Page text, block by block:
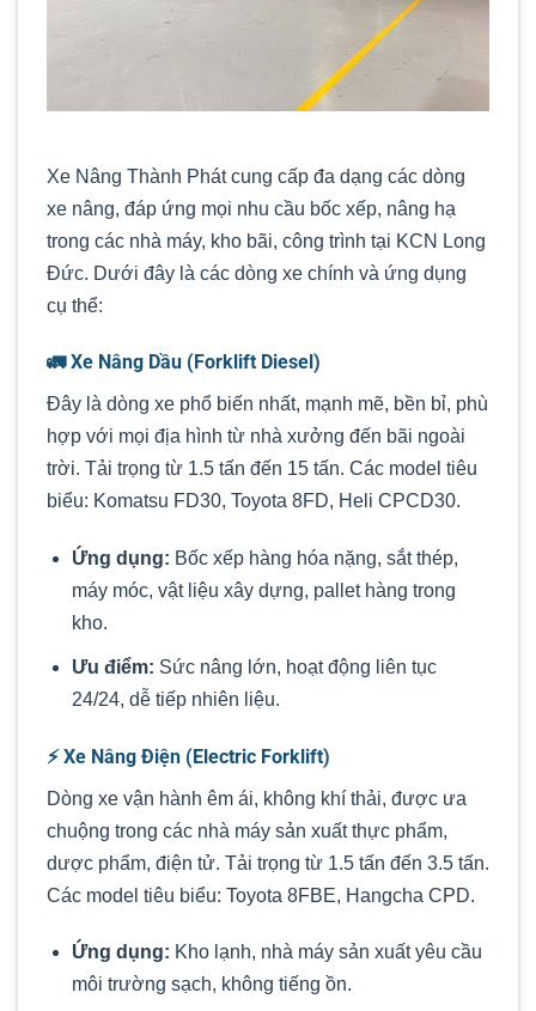
Xe Nâng Thành Phát cung cấp đa dạng các dòng
xe nâng, đáp ứng mọi nhu cầu bốc xếp, nâng hạ
trong các nhà máy, kho bãi, công trình tại KCN Long
Đức. Dưới đây là các dòng xe chính và ứng dụng
cụ thể:
🚛 Xe Nâng Dầu (Forklift Diesel)
Đây là dòng xe phổ biến nhất, mạnh mẽ, bền bỉ, phù
hợp với mọi địa hình từ nhà xưởng đến bãi ngoài
trời. Tải trọng từ 1.5 tấn đến 15 tấn. Các model tiêu
biểu: Komatsu FD30, Toyota 8FD, Heli CPCD30.
Ứng dụng: Bốc xếp hàng hóa nặng, sắt thép,
máy móc, vật liệu xây dựng, pallet hàng trong
kho.
Ưu điểm: Sức nâng lớn, hoạt động liên tục
24/24, dễ tiếp nhiên liệu.
⚡ Xe Nâng Điện (Electric Forklift)
Dòng xe vận hành êm ái, không khí thải, được ưa
chuộng trong các nhà máy sản xuất thực phẩm,
dược phẩm, điện tử. Tải trọng từ 1.5 tấn đến 3.5 tấn.
Các model tiêu biểu: Toyota 8FBE, Hangcha CPD.
Ứng dụng: Kho lạnh, nhà máy sản xuất yêu cầu
môi trường sạch, không tiếng ồn.